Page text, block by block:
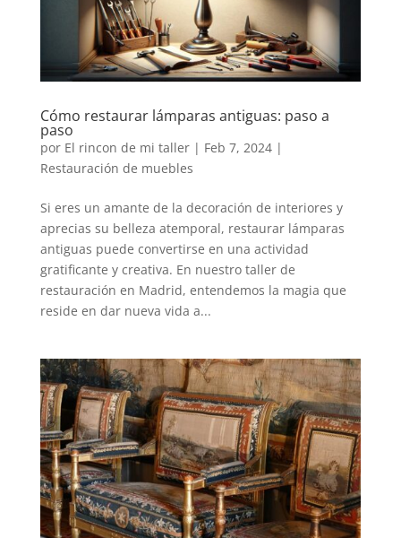
Cómo restaurar lámparas antiguas: paso a
paso
por El rincon de mi taller| Feb 7, 2024|
Restauración de muebles
Si eres un amante de la decoración de interiores y
aprecias su belleza atemporal, restaurar lámparas
antiguas puede convertirse en una actividad
gratificante y creativa. En nuestro taller de
restauración en Madrid, entendemos la magia que
reside en dar nueva vida a...